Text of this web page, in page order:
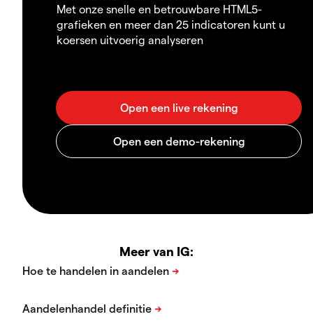
Met onze snelle en betrouwbare HTML5-
grafieken en meer dan 25 indicatoren kunt u
koersen uitvoerig analyseren
Meer van IG: